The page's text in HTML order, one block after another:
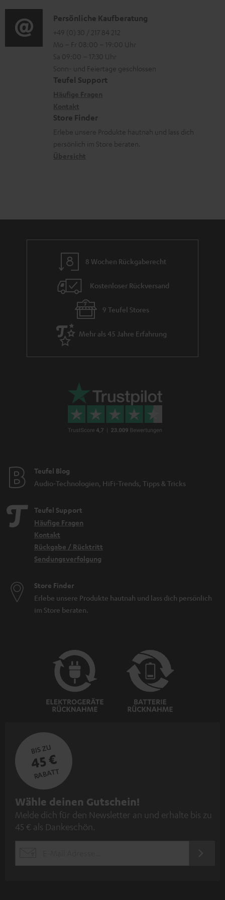
l
a
d
e
e
n
z
u
r
a
r
a
g
e
r
ä
t
ü
c
m
i
o
-
L
e
k
o
K
o
n
t
a
d
a
Persönliche Kaufberatung
+49 (0) 30 / 217 84 212
Mo – Fr 08:00 – 19:00 Uhr
Sa 09:00 – 17:30 Uhr
Sonn- und Feiertage geschlossen
Teufel Support
Store Finder
Erlebe unsere Produkte hautnah und lass dich
persönlich im Store beraten.
8 Wochen Rückgaberecht
Kostenloser Rückversand
9 Teufel Stores
Mehr als 45 Jahre Erfahrung
Teufel Blog
Audio-Technologien, HiFi-Trends, Tipps & Tricks
Teufel Support
Häufige Fragen
Kontakt
Rückgabe / Rücktritt
Sendungsverfolgung
Store Finder
Erlebe unsere Produkte hautnah und lass dich persönlich
im Store beraten.
BIS ZU
45 €
RABATT
N
e
w
Wähle deinen Gutschein!
Melde dich für den Newsletter an und erhalte bis zu
45 € als Dankeschön.